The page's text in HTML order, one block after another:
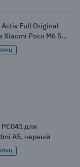
Full Original
Poco M6 5G /
для
A5, черный